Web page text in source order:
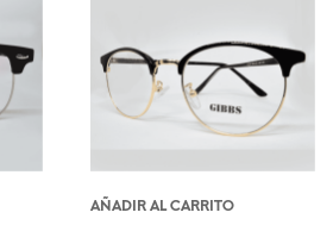
AÑADIR AL CARRITO